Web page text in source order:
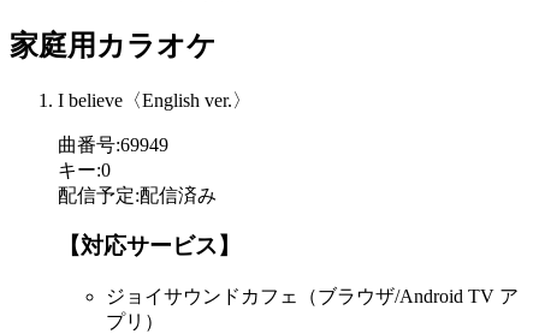
家庭用カラオケ
I believe〈English ver.〉
曲番号:69949
キー:0
配信予定:配信済み
【対応サービス】
ジョイサウンドカフェ（ブラウザ/Android TV ア
プリ）